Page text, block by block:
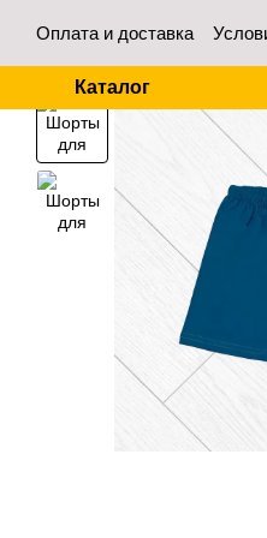
Оплата и доставка
Каталог